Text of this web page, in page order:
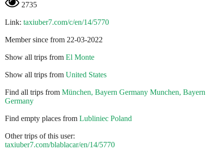
2735
Link: taxiuber7.com/c/en/14/5770
Member since from 22-03-2022
Show all trips from El Monte
Show all trips from United States
Find all trips from München, Bayern Germany Munchen, Bayern
Germany
Find empty places from Lubliniec Poland
Other trips of this user:
taxiuber7.com/blablacar/en/14/5770